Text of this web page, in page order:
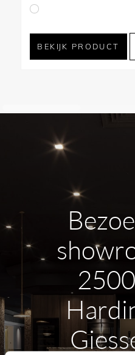
BEKIJK PRODUCT